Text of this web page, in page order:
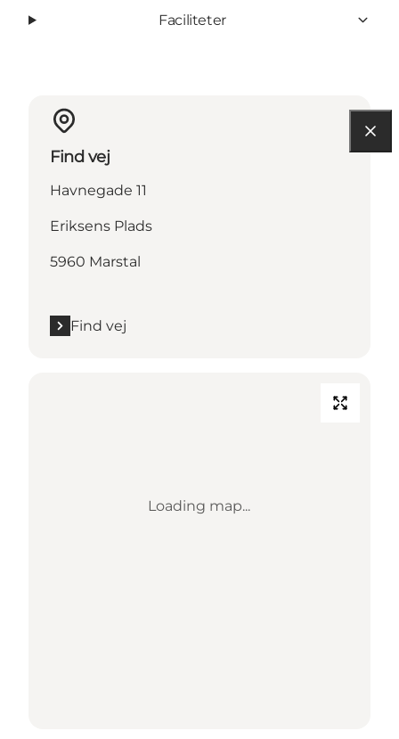
Faciliteter
Find vej
Havnegade 11
Eriksens Plads
5960 Marstal
Find vej
Loading map...